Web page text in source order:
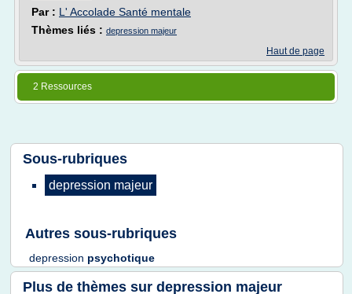
Par : L' Accolade Santé mentale
Thèmes liés : depression majeur
Haut de page
2 Ressources
Sous-rubriques
depression majeur
Autres sous-rubriques
depression psychotique
Plus de thèmes sur depression majeur